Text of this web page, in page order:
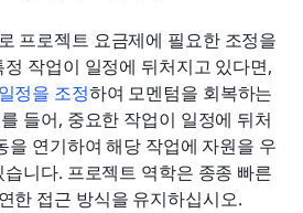
프로젝트 요금제에 필요한 조정을
작업이 일정에 뒤처지고 있다면,
일정을 조정하여 모멘텀을 회복하는
들어, 중요한 작업이 일정에 뒤처
을 연기하여 해당 작업에 자원을 우
니다. 프로젝트 역학은 종종 빠른
한 접근 방식을 유지하십시오.